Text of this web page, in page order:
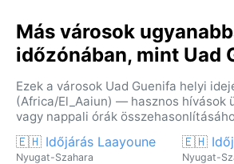
Más városok
időzónában, mint Uad
Ezek a városok Uad Guenifa helyi
(Africa/El_Aaiun) — hasznos hívások
vagy nappali órák
🇪🇭 Időjárás Laayoune
Nyugat-Szahara
🇪🇭
Nyugat-